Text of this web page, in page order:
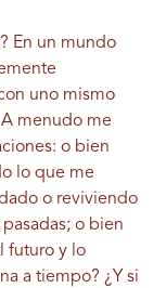
En un mundo
uno mismo
menudo me
o bien
lo que me
o reviviendo
o bien
futuro y lo
a tiempo? ¿Y si